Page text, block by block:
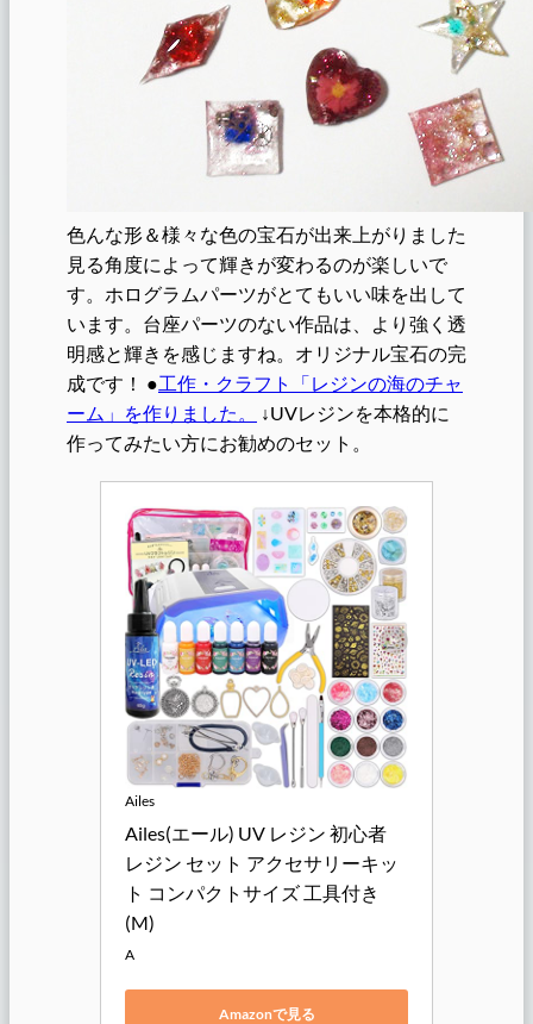
色んな形＆様々な色の宝石が出来上がりました
見る角度によって輝きが変わるのが楽しいで
す。ホログラムパーツがとてもいい味を出して
います。台座パーツのない作品は、より強く透
明感と輝きを感じますね。オリジナル宝石の完
成です！ ●工作・クラフト「レジンの海のチャ
ーム」を作りました。
↓UVレジンを本格的に
作ってみたい方にお勧めのセット。
Ailes
Ailes(エール) UV レジン 初心者
レジン セット アクセサリーキッ
ト コンパクトサイズ 工具付き
(M)
A
Amazonで見る